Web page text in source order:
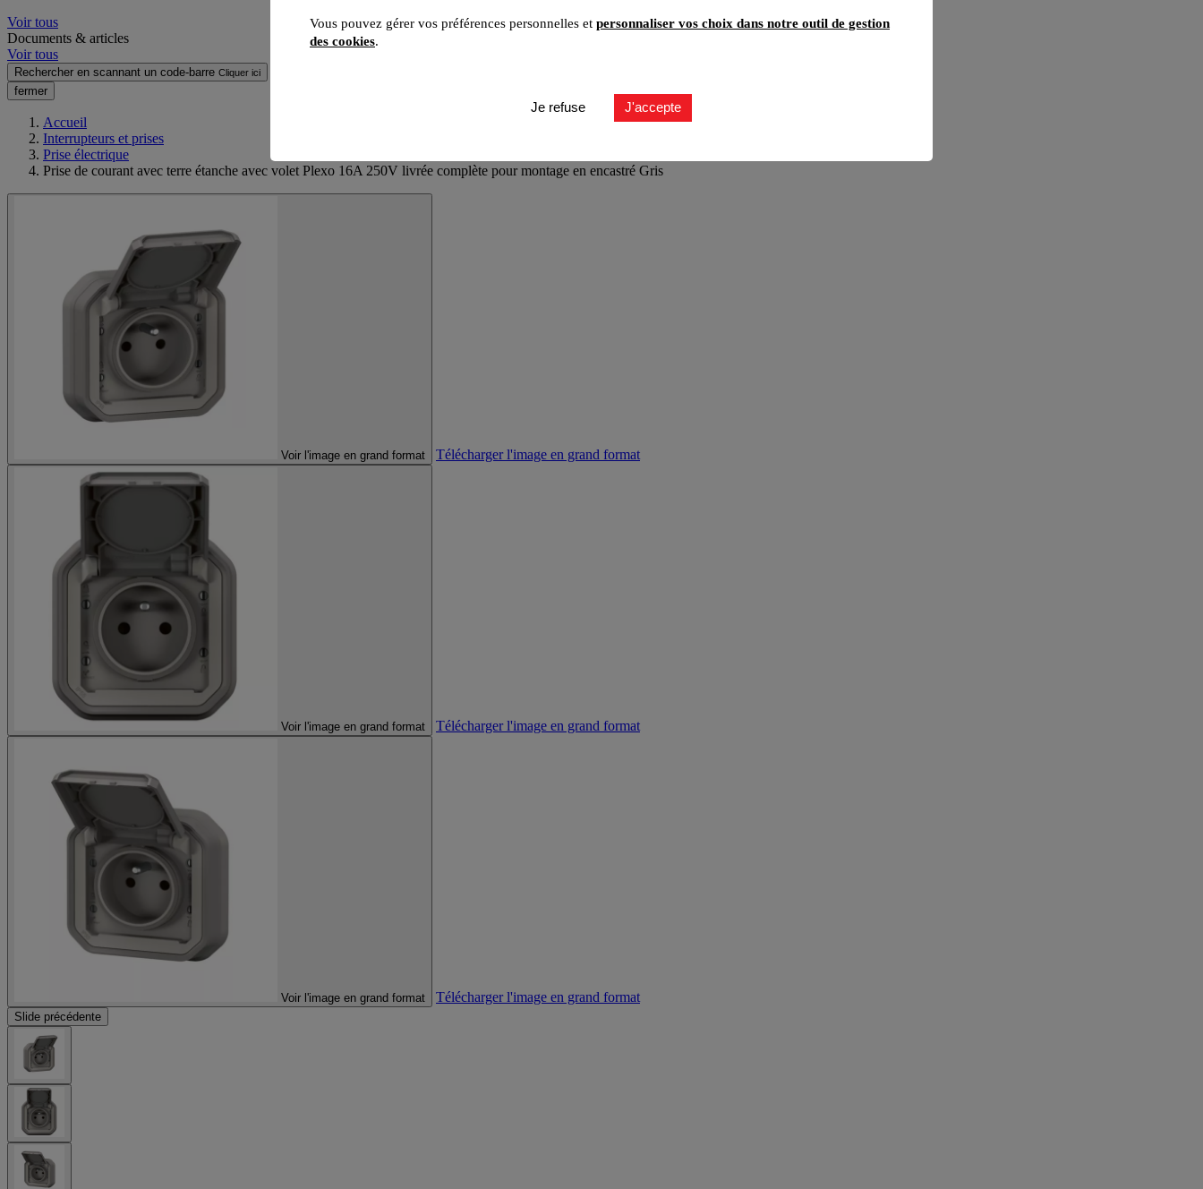
Voir tous
Documents & articles
Voir tous
Rechercher en scannant un code-barre Cliquer ici
fermer
Accueil
Interrupteurs et prises
Prise électrique
Prise de courant avec terre étanche avec volet Plexo 16A 250V livrée complète pour montage en encastré Gris
Voir l'image en grand format Télécharger l'image en grand format
Voir l'image en grand format Télécharger l'image en grand format
Voir l'image en grand format Télécharger l'image en grand format
Slide précédente
Vous pouvez gérer vos préférences personnelles et personnaliser vos choix dans notre outil de gestion
des cookies.
Je refuse J'accepte